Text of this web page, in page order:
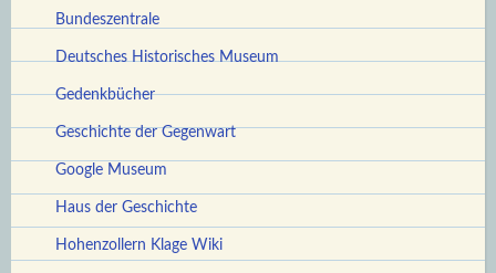
Bundeszentrale
Deutsches Historisches Museum
Gedenkbücher
Geschichte der Gegenwart
Google Museum
Haus der Geschichte
Hohenzollern Klage Wiki